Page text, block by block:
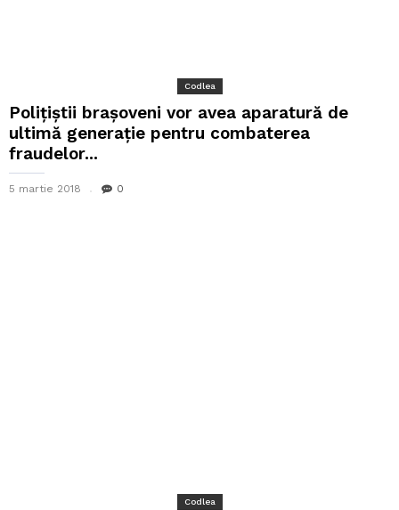
Codlea
Polițiștii brașoveni vor avea aparatură de
ultimă generație pentru combaterea
fraudelor...
5 martie 2018 0
Codlea